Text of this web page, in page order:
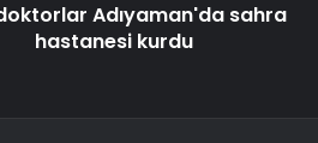
Adıyaman'da sahra
hastanesi kurdu